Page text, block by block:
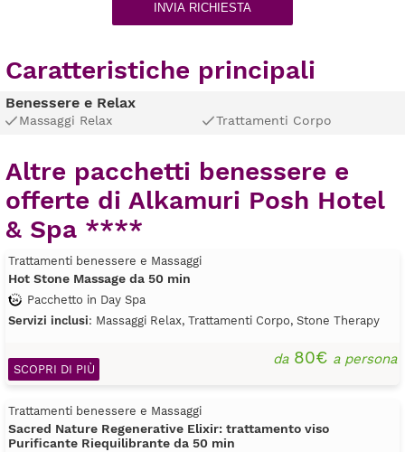
INVIA RICHIESTA
Caratteristiche principali
Benessere e Relax
Massaggi Relax Trattamenti Corpo
Altre pacchetti benessere e
offerte di Alkamuri Posh Hotel
& Spa ****
Trattamenti benessere e Massaggi
Hot Stone Massage da 50 min
Pacchetto in Day Spa
Servizi inclusi: Massaggi Relax, Trattamenti Corpo, Stone Therapy
da80€ a persona
SCOPRI DI PIÙ
Trattamenti benessere e Massaggi
Sacred Nature Regenerative Elixir: trattamento viso
Purificante Riequilibrante da 50 min